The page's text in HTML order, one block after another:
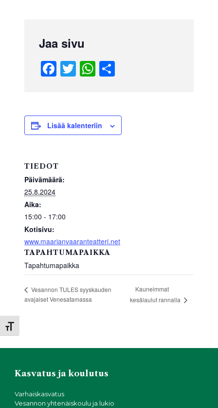
Toggle Font size
Jaa sivu
F
a
e
b
o
k
T
wi
er
W
h
s
A
e
Lisää kalenteriin
TIEDOT
Päivämäärä:
25.8.2024
Aika:
15:00 - 17:00
Kotisivu:
www.maarianvaaranteatteri.net
TAPAHTUMAPAIKKA
Tapahtumapaikka
Vesannon TULES syyskauden
avajaiset Venesatamassa
Kauneimmat
kesälaulut rannalla
Kasvatus ja koulutus
Varhaiskasvatus
Vesannon yhtenäiskoulu ja lukio